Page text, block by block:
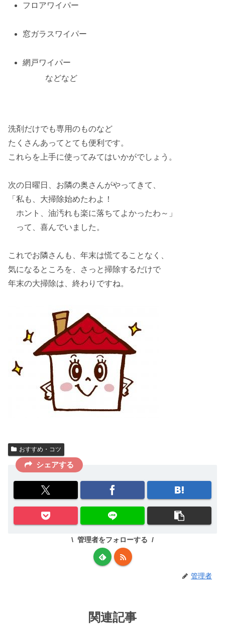
フロアワイパー
窓ガラスワイパー
網戸ワイパー
などなど
洗剤だけでも専用のものなど
たくさんあってとても便利です。
これらを上手に使ってみてはいかがでしょう。
次の日曜日、お隣の奥さんがやってきて、
「私も、大掃除始めたわよ！
ホント、油汚れも楽に落ちてよかったわ～」
って、喜んでいました。
これでお隣さんも、年末は慌てることなく、
気になるところを、さっと掃除するだけで
年末の大掃除は、終わりですね。
おすすめ・コツ
シェアする
管理者をフォローする
管理者
関連記事